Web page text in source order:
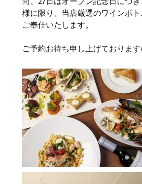
様に限り、当店厳選のワインボ
ご奉仕いたします。
ご予約お待ち申し上げておりま